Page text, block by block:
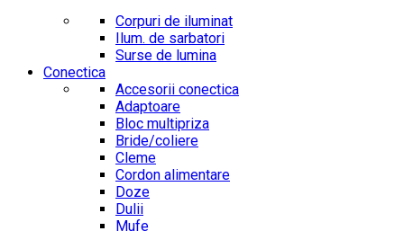
Corpuri de iluminat
Ilum. de sarbatori
Surse de lumina
Conectica
Accesorii conectica
Adaptoare
Bloc multipriza
Bride/coliere
Cleme
Cordon alimentare
Doze
Dulii
Mufe